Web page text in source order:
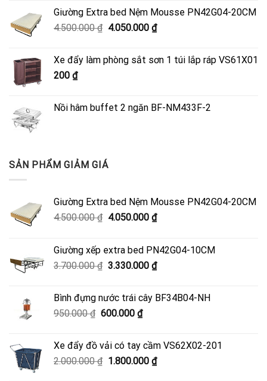
Giường Extra bed Nệm Mousse PN42G04-20CM
4.500.000₫ Giá
4.500.000 ₫.
4.050.000 ₫Giá
là:
Xe đẩy làm phòng sắt sơn 1 túi lắp ráp VS61X01
200 ₫
Nồi hâm buffet 2 ngăn BF-NM433F-2
SẢN PHẨM GIẢM GIÁ
Giường Extra bed Nệm Mousse PN42G04-20CM
4.500.000₫ Giá
4.500.000 ₫.
4.050.000 ₫Giá
là:
4.050.000 ₫.
Giường xếp extra bed PN42G04-10CM
3.700.000₫ Giá
3.700.000 ₫.
3.330.000 ₫Giá
là:
Bình đựng nước trái cây BF34B04-NH
950.000₫ Giá
950.000 ₫.
600.000 ₫Giá
là:
600.000 ₫.
Xe đẩy đồ vải có tay cầm VS62X02-201
2.000.000₫ Giá
1.800.000 ₫Giá